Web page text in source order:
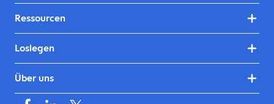
Ressourcen
Loslegen
Über uns